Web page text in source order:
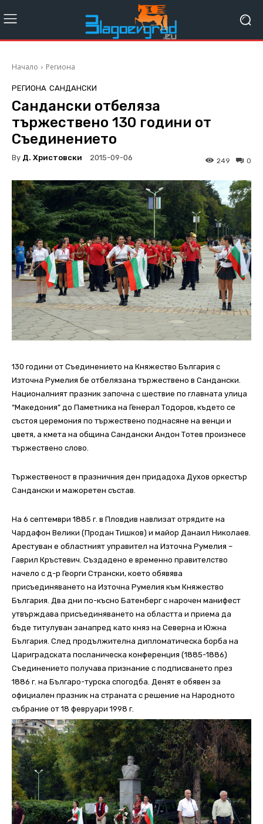
Начало Региона
РЕГИОНА САНДАНСКИ
Сандански отбеляза
тържествено 130 години от
Съединението
By Д. Христовски 2015-09-06 0
249
130 години от Съединението на Княжество България с
Източна Румелия бе отбелязана тържествено в Сандански.
Националният празник започна с шествие по главната улица
“Македония” до Паметника на Генерал Тодоров, където се
състоя церемония по тържествено поднасяне на венци и
цветя, а кмета на община Сандански Андон Тотев произнесе
тържествено слово.
Тържественост в празничния ден придадоха Духов оркестър
Сандански и мажоретен състав.
На 6 септември 1885 г. в Пловдив навлизат отрядите на
Чардафон Велики (Продан Тишков) и майор Данаил Николаев.
Арестуван е областният управител на Източна Румелия –
Гаврил Кръстевич. Създадено е временно правителство
начело с д-р Георги Странски, което обявява
присъединяването на Източна Румелия към Княжество
България. Два дни по-късно Батенберг с нарочен манифест
утвърждава присъединяването на областта и приема да
бъде титулуван занапред като княз на Северна и Южна
България. След продължителна дипломатическа борба на
Цариградската посланическа конференция (1885-1886)
Съединението получава признание с подписването през
1886 г. на Българо-турска спогодба. Денят е обявен за
официален празник на страната с решение на Народното
събрание от 18 февруари 1998 г.